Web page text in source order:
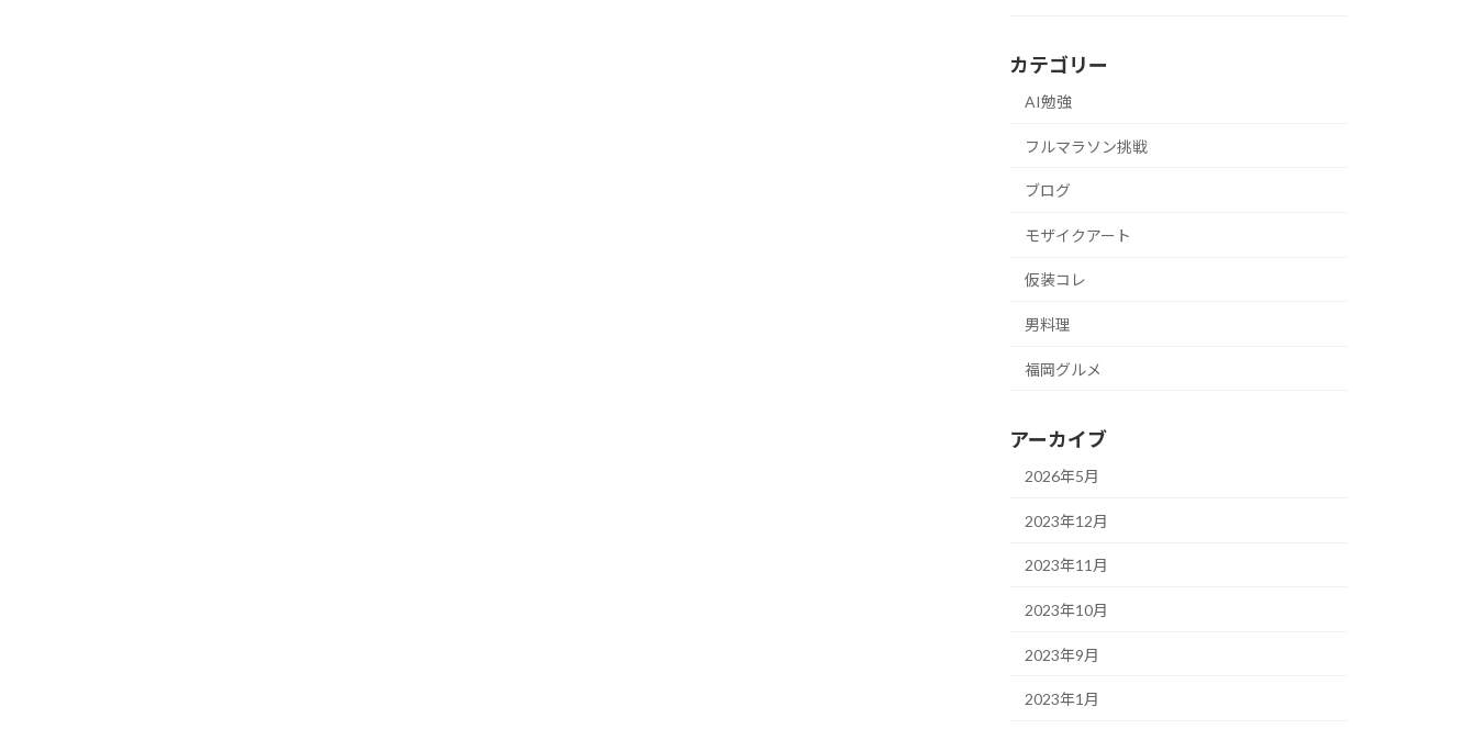
カテゴリー
AI勉強
フルマラソン挑戦
ブログ
モザイクアート
仮装コレ
男料理
福岡グルメ
アーカイブ
2026年5月
2023年12月
2023年11月
2023年10月
2023年9月
2023年1月